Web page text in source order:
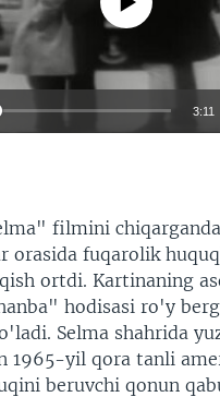
3:11
filmini
orasida fuqarolik
ortdi. Kartinaning
hodisasi ro'y
Selma shahrida
1965-yil qora tanli
beruvchi qonun